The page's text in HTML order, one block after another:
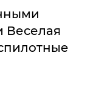
Веселая